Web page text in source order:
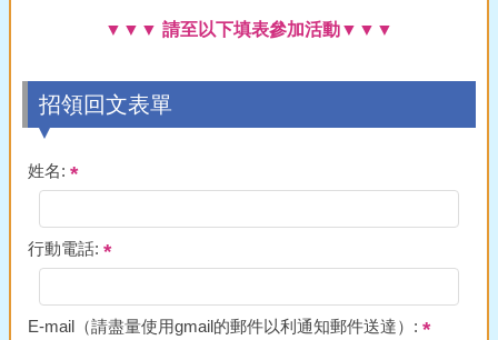
▼▼▼ 請至以下填表參加活動▼▼▼
招領回文表單
姓名:
行動電話:
E-mail（請盡量使用gmail的郵件以利通知郵件送達）: